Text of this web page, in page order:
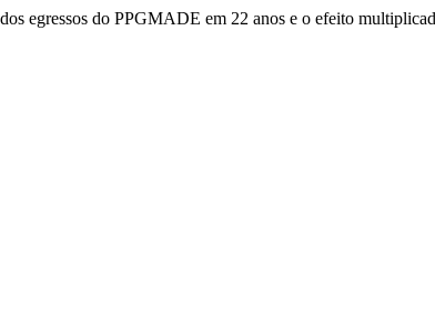
egressos do PPGMADE em 22 anos e o efeito